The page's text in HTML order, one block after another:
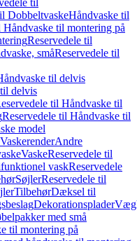
til
DobbeltvaskeHåndvaske til
Håndvaske til montering på
Reservedele til
småReservedele til
til delvis
delvis
til Håndvaske til
Reservedele til Håndvaske til
model
VaskerenderAndre
VaskeReservedele til
vaskReservedele
SøjlerReservedele til
TilbehørDæksel til
Dekorationsplader
med små
til montering på